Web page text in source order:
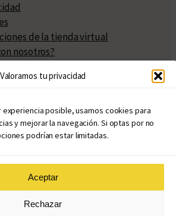
Valoramos tu privacidad
experiencia posible, usamos cookies para
y mejorar la navegación. Si optas por no
podrían estar limitadas.
Aceptar
Rechazar
de la tienda virtual
nosotros?